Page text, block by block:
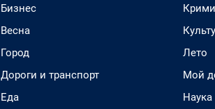
Бизнес
Весна
Город
Дороги и транспорт
Еда
Лето
Мой
Наука